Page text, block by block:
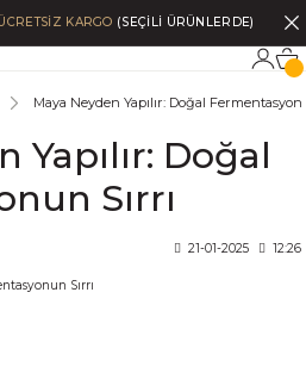
KARGO (SEÇİLİ ÜRÜNLERDE)
Maya Neyden Yapılır: Doğal
Yapılır: Doğal
Sırrı
21-01-2025 12:26